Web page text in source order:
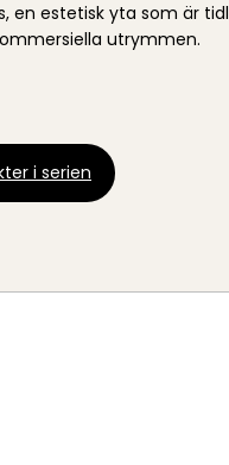
en estetisk yta som är
utrymmen.
i serien